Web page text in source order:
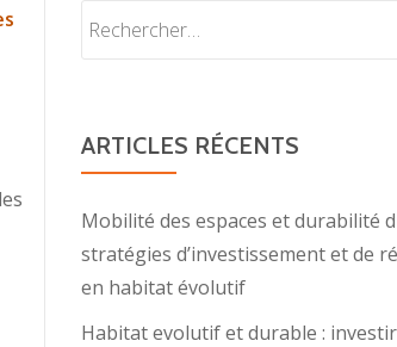
ARTICLES RÉCENTS
Mobilité des espaces et durabilité
stratégies d’investissement et de
en habitat évolutif
Habitat evolutif et durable :